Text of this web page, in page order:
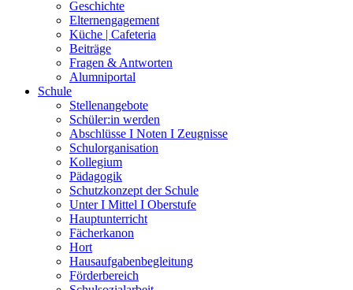
Geschichte
Elternengagement
Küche | Cafeteria
Beiträge
Fragen & Antworten
Alumniportal
Schule
Stellenangebote
Schüler:in werden
Abschlüsse I Noten I Zeugnisse
Schulorganisation
Kollegium
Pädagogik
Schutzkonzept der Schule
Unter I Mittel I Oberstufe
Hauptunterricht
Fächerkanon
Hort
Hausaufgabenbegleitung
Förderbereich